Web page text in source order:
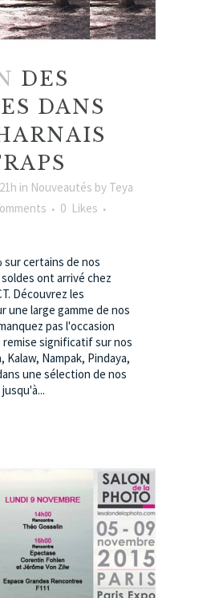
DES
DANS
in Nouveautés by Teya
0 Likes
sur certains de nos
ont arrivé chez
Découvrez les
une large gamme de nos
pas l'occasion
significatif sur nos
Kalaw, Nampak, Pindaya,
une sélection de nos